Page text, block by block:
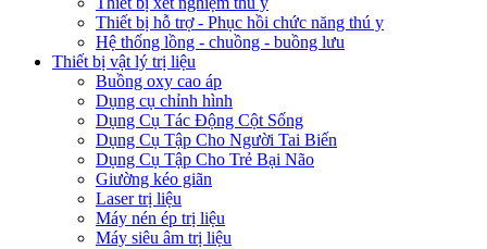
Thiết bị hỗ trợ - Phục hồi chức năng thú y
Hệ thống lồng - chuồng - buồng lưu
Thiết bị vật lý trị liệu
Buồng oxy cao áp
Dụng cụ chỉnh hình
Dụng Cụ Tác Động Cột Sống
Dụng Cụ Tập Cho Người Tai Biến
Dụng Cụ Tập Cho Trẻ Bại Não
Giường kéo giãn
Laser trị liệu
Máy nén ép trị liệu
Máy siêu âm trị liệu